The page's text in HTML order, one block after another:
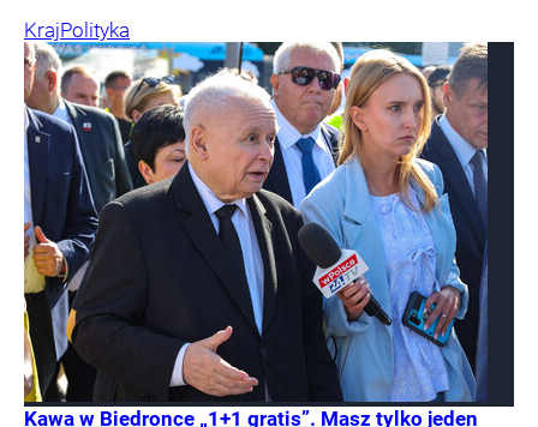
KrajPolityka
Kawa w Biedronce „1+1 gratis”. Masz tylko jeden